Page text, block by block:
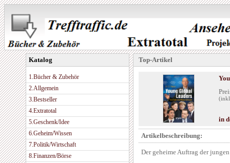
Katalog
1.Bücher & Zubehör
2.Allgemein
3.Bestseller
4.Extratotal
5.Geschenk/Idee
6.Geheim/Wissen
7.Politik/Wirtschaft
8.Finanzen/Börse
Top-Artikel
in
Artikelbeschreibung:
Der geheime Auftrag der